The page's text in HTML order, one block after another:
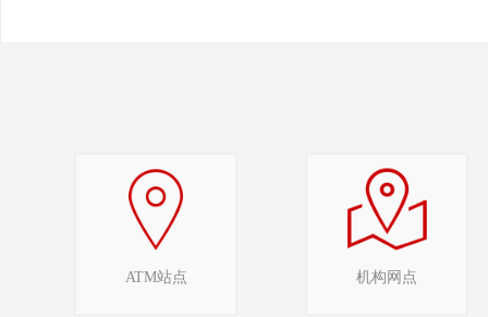
ATM站点 机构网点